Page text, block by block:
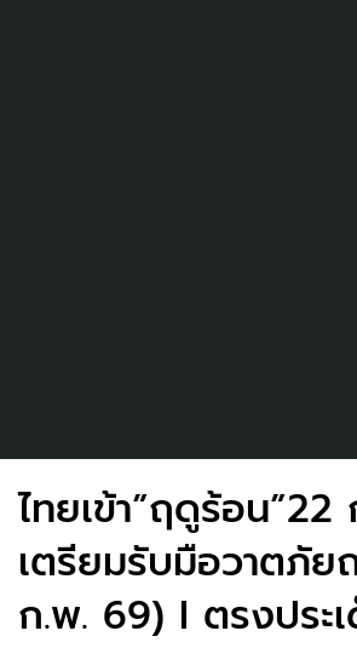
ไทยเข้า”ฤดูร้อน
เตรียมรับมือวาตภั
ก.พ. 69) I ตรงประ